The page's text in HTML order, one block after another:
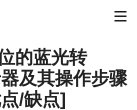
的蓝光转
及其操作步骤
/缺点]